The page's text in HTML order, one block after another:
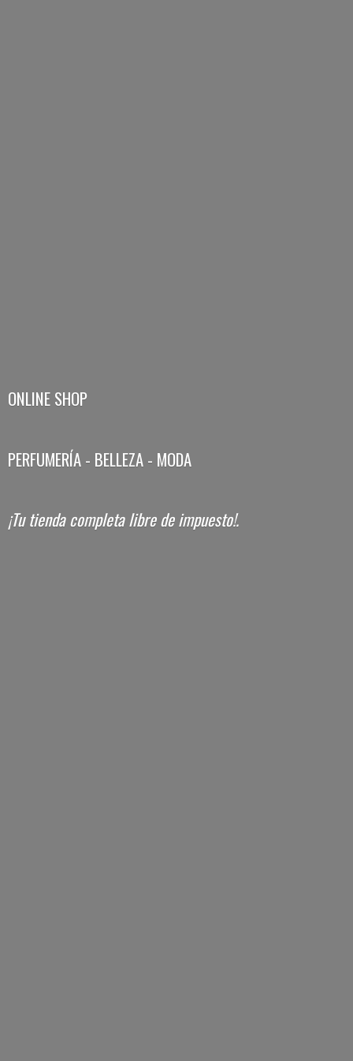
ONLINE SHOP
PERFUMERÍA - BELLEZA - MODA
¡Tu tienda completa librede impuesto!.